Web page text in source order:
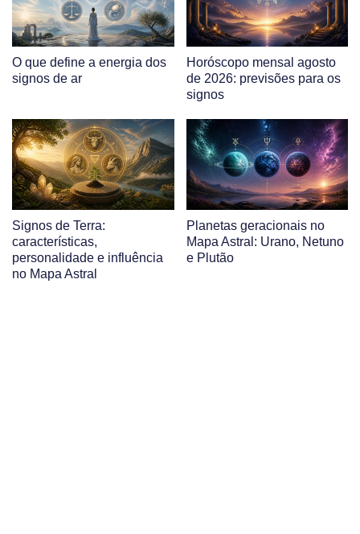
O que define a energia dos
signos de ar
Horóscopo mensal agosto
de 2026: previsões para os
signos
Signos de Terra:
características,
personalidade e influência
no Mapa Astral
Planetas geracionais no
Mapa Astral: Urano, Netuno
e Plutão